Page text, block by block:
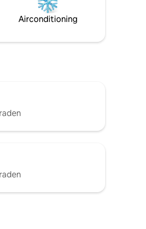
winkels en golfen
Airconditioning